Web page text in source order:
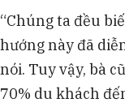
“Chúng ta đều
hướng này đã
nói. Tuy vậy, bà
70% du khách